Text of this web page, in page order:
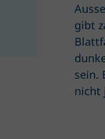
gibt
sein.
nicht